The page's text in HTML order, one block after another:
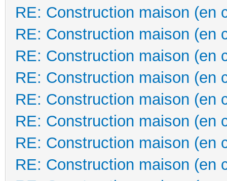
RE: Construction maison (en
RE: Construction maison (en
RE: Construction maison (en
RE: Construction maison (en
RE: Construction maison (en
RE: Construction maison (en
RE: Construction maison (en
RE: Construction maison (en